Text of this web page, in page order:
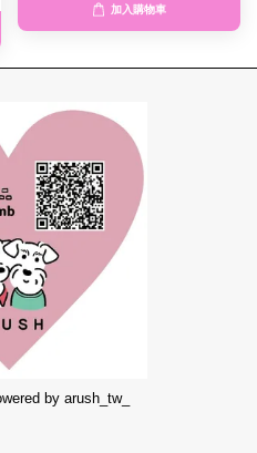
加入購物車
by arush_tw_